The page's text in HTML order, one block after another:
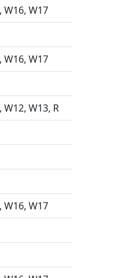
W16 W17
W16 W17
W12 W13 R
W16 W17